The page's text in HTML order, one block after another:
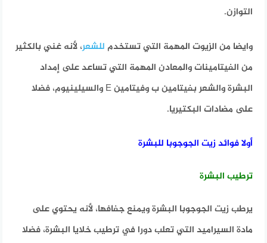
التوازن.
وايضا من الزيوت المهمة التي تستخدم للشعر، لأنه غني بالكثير
من الفيتامينات والمعادن المهمة التي تساعد على إمداد
البشرة والشعر بفيتامين ب وفيتامين E والسيلينيوم، فضلا
على مضادات البكتيريا.
أولا فوائد زيت الجوجوبا للبشرة
ترطيب البشرة
يرطب زيت الجوجوبا البشرة ويمنع جفافها، لأنه يحتوي على
مادة السيراميد التي تعلب دورا في ترطيب خلايا البشرة، فضلا